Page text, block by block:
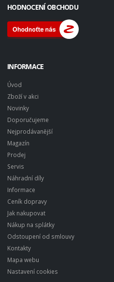
HODNOCENÍ OBCHODU
INFORMACE
Úvod
Zboží v akci
Novinky
Doporučujeme
Nejprodávanější
Magazín
Prodej
Servis
Náhradní díly
Informace
Ceník dopravy
Jak nakupovat
Nákup na splátky
Odstoupení od smlouvy
Kontakty
Mapa webu
Nastavení cookies